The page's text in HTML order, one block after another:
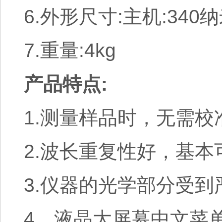
6.外形尺寸:主机:340
7.重量:4kg
产品特点:
1.测量样品时，无需
2.波长重复性好，基
3.仪器的光学部分受